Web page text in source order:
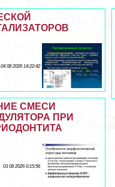
04 08 2026 14:22:42
СМЕСИ
ПРИ
03 08 2026 0:15:56